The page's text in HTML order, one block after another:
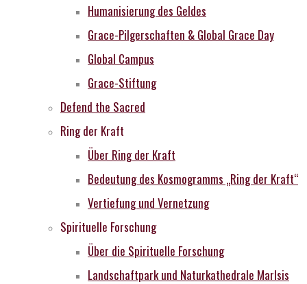
Humanisierung des Geldes
Grace-Pilgerschaften & Global Grace Day
Global Campus
Grace-Stiftung
Defend the Sacred
Ring der Kraft
Über Ring der Kraft
Bedeutung des Kosmogramms „Ring der Kraft“
Vertiefung und Vernetzung
Spirituelle Forschung
Über die Spirituelle Forschung
Landschaftpark und Naturkathedrale MarIsis